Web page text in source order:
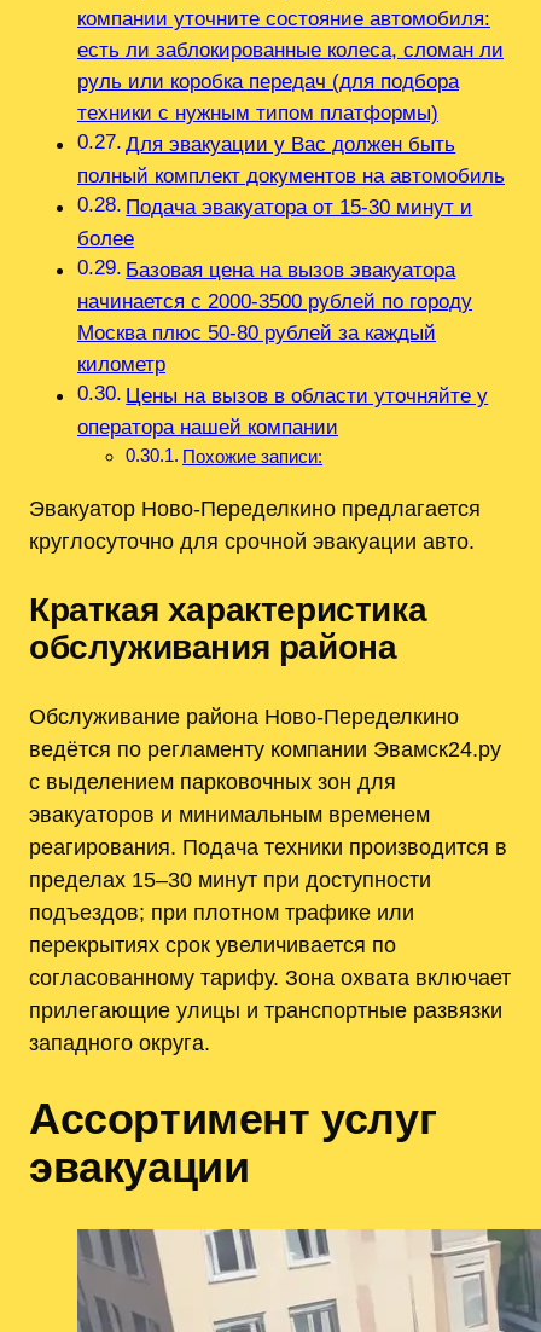
компании уточните состояние автомобиля:
есть ли заблокированные колеса, сломан ли
руль или коробка передач (для подбора
техники с нужным типом платформы)
Для эвакуации у Вас должен быть
полный комплект документов на автомобиль
Подача эвакуатора от 15-30 минут и
более
Базовая цена на вызов эвакуатора
начинается с 2000-3500 рублей по городу
Москва плюс 50-80 рублей за каждый
километр
Цены на вызов в области уточняйте у
оператора нашей компании
Похожие записи:
Эвакуатор Ново-Переделкино предлагается
круглосуточно для срочной эвакуации авто.
Краткая характеристика
обслуживания района
Обслуживание района Ново-Переделкино
ведётся по регламенту компании Эвамск24.ру
с выделением парковочных зон для
эвакуаторов и минимальным временем
реагирования. Подача техники производится в
пределах 15–30 минут при доступности
подъездов; при плотном трафике или
перекрытиях срок увеличивается по
согласованному тарифу. Зона охвата включает
прилегающие улицы и транспортные развязки
западного округа.
Ассортимент услуг
эвакуации